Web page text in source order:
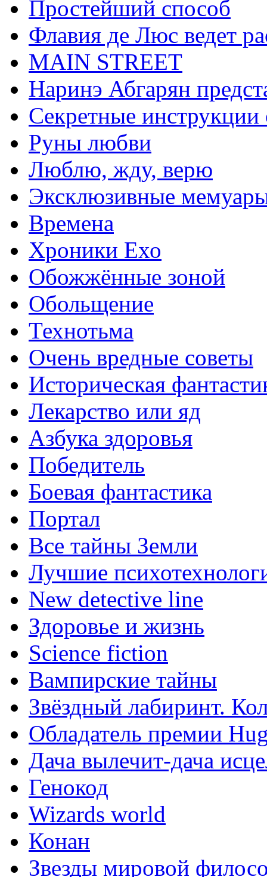
Простейший способ
Флавия де Люс ведет
MAIN STREET
Наринэ Абгарян
Секретные инструкции
Руны любви
Люблю, жду, верю
Эксклюзивные
Времена
Хроники Ехо
Обожжённые зоной
Обольщение
Технотьма
Очень вредные советы
Историческая
Лекарство или яд
Азбука здоровья
Победитель
Боевая фантастика
Портал
Все тайны Земли
Лучшие
New detective line
Здоровье и жизнь
Science fiction
Вампирские тайны
Звёздный лабиринт.
Обладатель премии
Дача вылечит-дача
Генокод
Wizards world
Конан
Звезды мировой